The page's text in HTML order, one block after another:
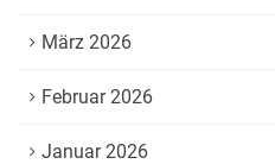
März 2026
Februar 2026
Januar 2026